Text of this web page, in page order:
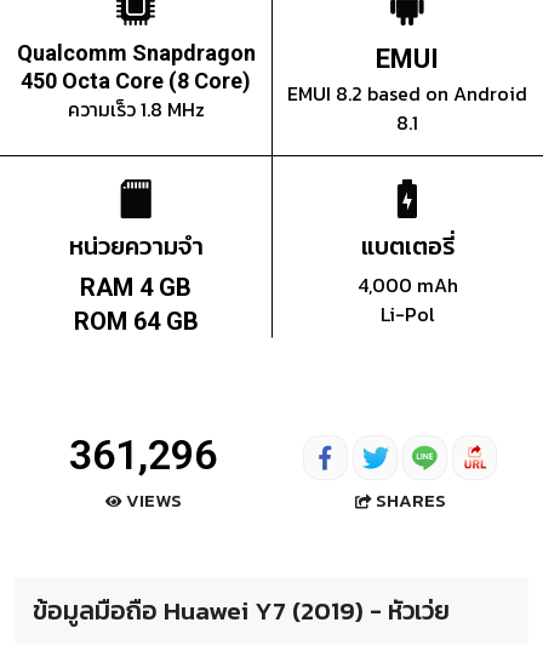
Qualcomm Snapdragon
450 Octa Core (8 Core)
ความเร็ว 1.8 MHz
EMUI
EMUI 8.2 based on Android
8.1
หน่วยความจำ
RAM 4 GB
ROM 64 GB
แบตเตอรี่
4,000 mAh
Li-Pol
361,296
VIEWS SHARES
ข้อมูลมือถือ Huawei Y7 (2019) - หัวเว่ย